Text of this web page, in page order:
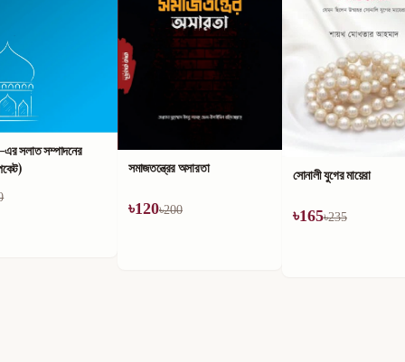
এর সলাত সম্পাদনের
সমাজতন্ত্রের অসারতা
৳120৳200
সোনালী যুগের মায়েরা
৳165৳235